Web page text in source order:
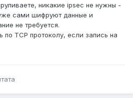
никакие ipsec не нужны -
сами шифруют данные и
не требуется.
по TCP протоколу, если запись на